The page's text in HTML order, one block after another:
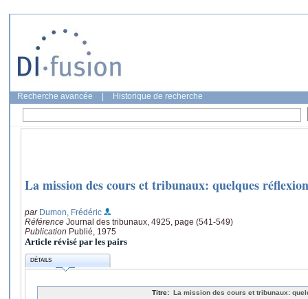
Recherche avancée Historique de recherche
La mission des cours et tribunaux: quelques
par Dumon, Frédéric
Référence Journal des tribunaux, 4925, page (541-549)
Publication Publié, 1975
Article révisé par les pairs
DÉTAILS
Titre: La mission des cours et tribunaux: